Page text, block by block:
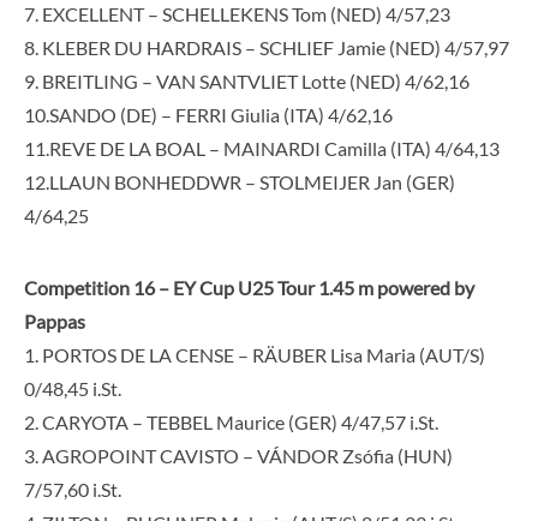
7. EXCELLENT – SCHELLEKENS Tom (NED) 4/57,23
8. KLEBER DU HARDRAIS – SCHLIEF Jamie (NED) 4/57,97
9. BREITLING – VAN SANTVLIET Lotte (NED) 4/62,16
10.SANDO (DE) – FERRI Giulia (ITA) 4/62,16
11.REVE DE LA BOAL – MAINARDI Camilla (ITA) 4/64,13
12.LLAUN BONHEDDWR – STOLMEIJER Jan (GER)
4/64,25
Competition 16 – EY Cup U25 Tour 1.45 m powered by
Pappas
1. PORTOS DE LA CENSE – RÄUBER Lisa Maria (AUT/S)
0/48,45 i.St.
2. CARYOTA – TEBBEL Maurice (GER) 4/47,57 i.St.
3. AGROPOINT CAVISTO – VÁNDOR Zsófia (HUN)
7/57,60 i.St.